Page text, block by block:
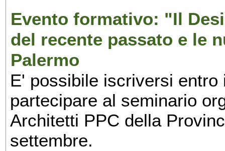
Evento formativo: "Il
del recente passato e le
Palermo
E' possibile iscriversi
partecipare al seminario
Architetti PPC della
settembre.